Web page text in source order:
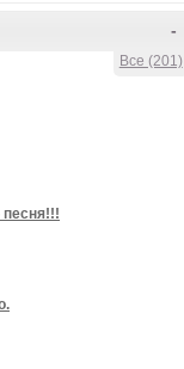
-
Все (201)
песня!!!